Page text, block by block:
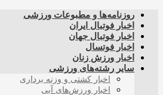
روزنامه‌ها و مطبوعات ورزشی
اخبار فوتبال ایران
اخبار فوتبال جهان
اخبار فوتسال
اخبار ورزش زنان
سایر رشته‌های ورزشی
اخبار کشتی و وزنه برداری
اخبار ورزش‌های آبی